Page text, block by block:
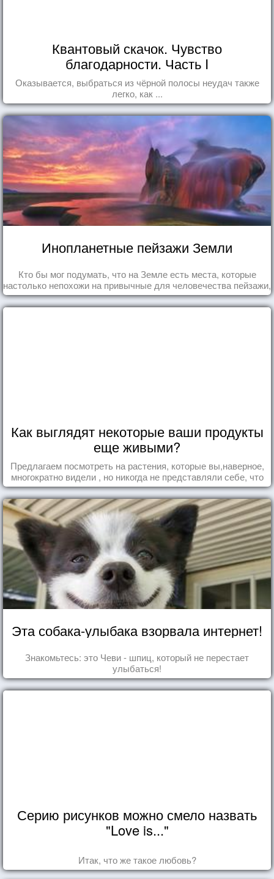
Квантовый скачок. Чувство
благодарности. Часть I
Оказывается, выбраться из чёрной полосы неудач также
легко, как ...
Инопланетные пейзажи Земли
Кто бы мог подумать, что на Земле есть места, которые
настолько непохожи на привычные для человечества пейзажи,
что кажутся и вовсе инопланетными!
Как выглядят некоторые ваши продукты
еще живыми?
Предлагаем посмотреть на растения, которые вы,наверное,
многократно видели , но никогда не представляли себе, что
употребляете их в пищу.
Эта собака-улыбака взорвала интернет!
Знакомьтесь: это Чеви - шпиц, который не перестает
улыбаться!
Серию рисунков можно смело назвать
"Love is..."
Итак, что же такое любовь?